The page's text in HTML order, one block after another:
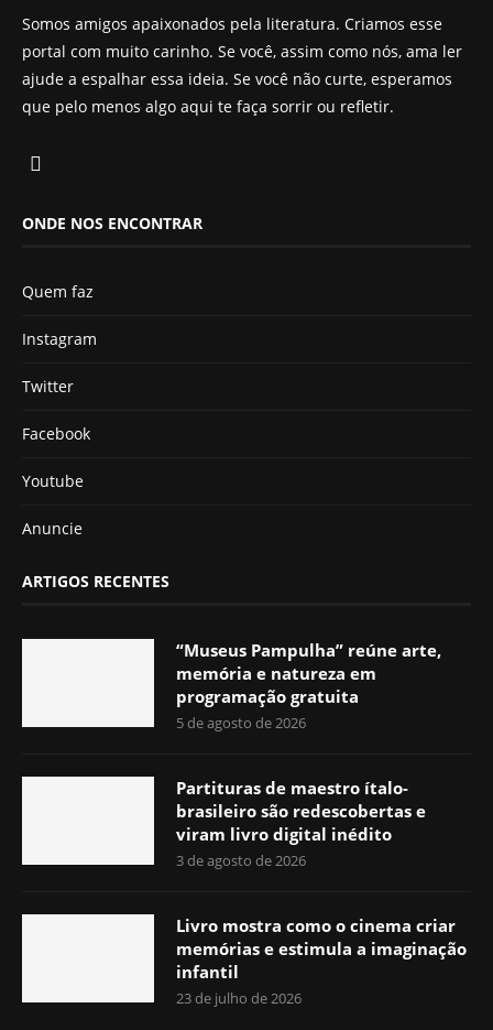
Somos amigos apaixonados pela literatura. Criamos esse
portal com muito carinho. Se você, assim como nós, ama ler
ajude a espalhar essa ideia. Se você não curte, esperamos
que pelo menos algo aqui te faça sorrir ou refletir.
ONDE NOS ENCONTRAR
Quem faz
Instagram
Twitter
Facebook
Youtube
Anuncie
ARTIGOS RECENTES
“Museus Pampulha” reúne arte,
memória e natureza em
programação gratuita
5 de agosto de 2026
Partituras de maestro ítalo-
brasileiro são redescobertas e
viram livro digital inédito
3 de agosto de 2026
Livro mostra como o cinema criar
memórias e estimula a imaginação
infantil
23 de julho de 2026